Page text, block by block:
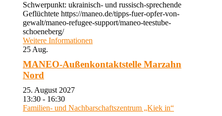
Schwerpunkt: ukrainisch- und russisch-sprechende
Geflüchtete https://maneo.de/tipps-fuer-opfer-von-
gewalt/maneo-refugee-support/maneo-teestube-
schoeneberg/
Weitere Informationen
25 Aug.
MANEO-Außenkontaktstelle Marzahn
Nord
25. August 2027
13:30 - 16:30
Familien- und Nachbarschaftszentrum „Kiek in“